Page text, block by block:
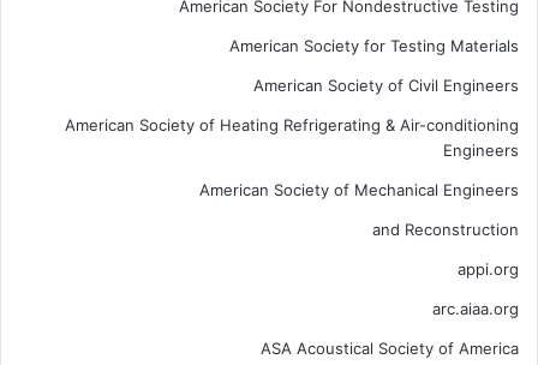
American Society For Nondestructive Testing
American Society for Testing Materials
American Society of Civil Engineers
American Society of Heating Refrigerating & Air-conditioning
Engineers
American Society of Mechanical Engineers
and Reconstruction
appi.org
arc.aiaa.org
ASA Acoustical Society of America